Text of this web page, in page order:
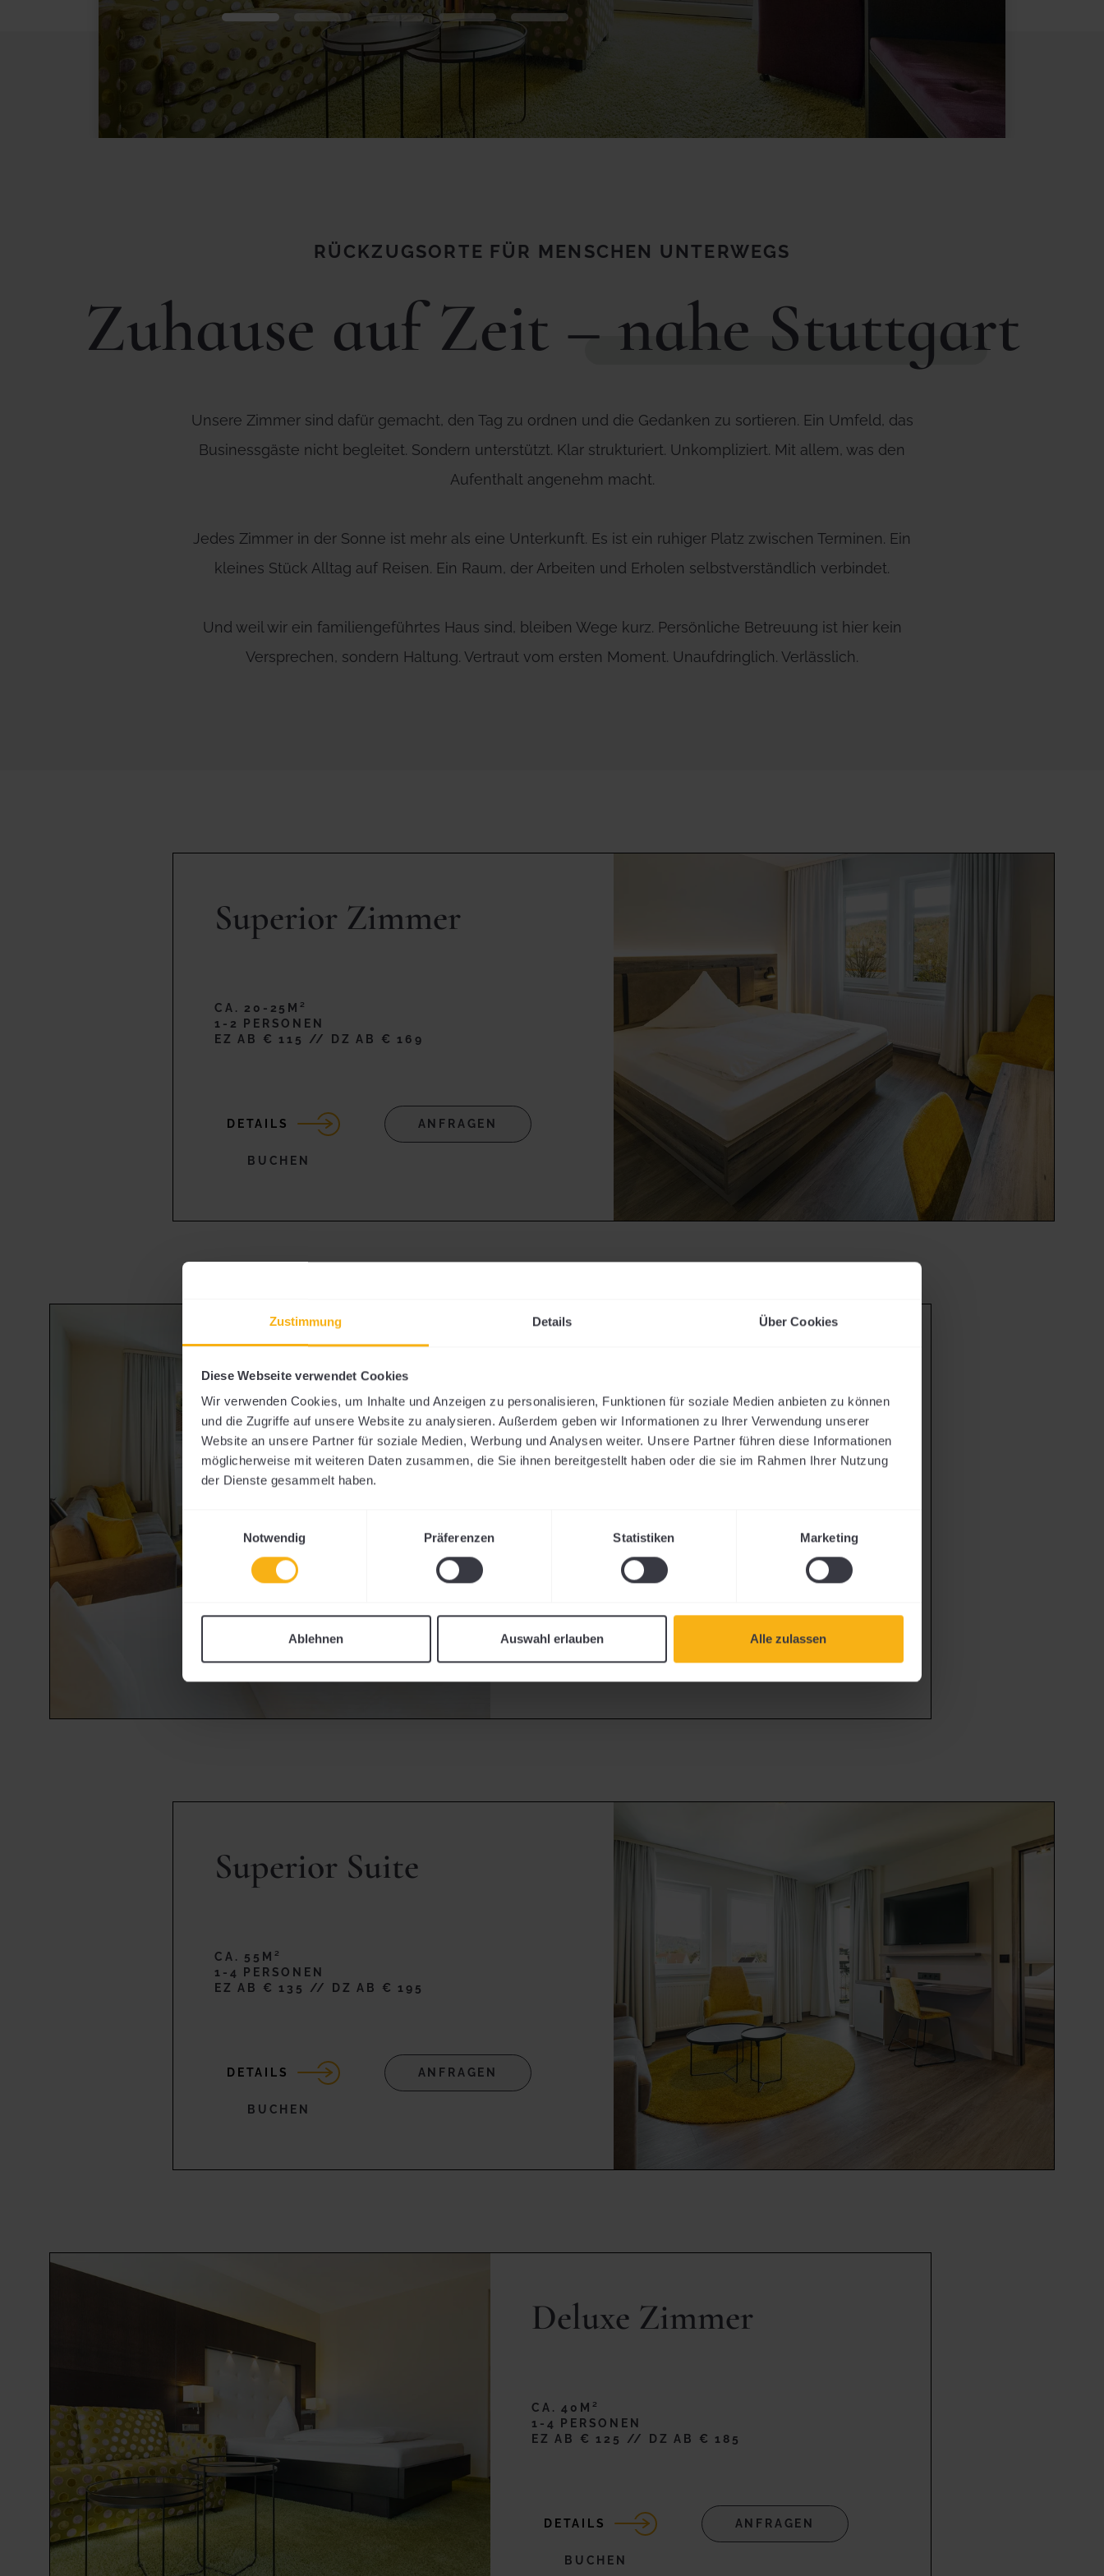
Zustimmung Details Über Cookies
Diese Webseite verwendet Cookies
Wir verwenden Cookies, um Inhalte und Anzeigen zu personalisieren, Funktionen für soziale Medien anbieten zu können
und die Zugriffe auf unsere Website zu analysieren. Außerdem geben wir Informationen zu Ihrer Verwendung unserer
Website an unsere Partner für soziale Medien, Werbung und Analysen weiter. Unsere Partner führen diese Informationen
möglicherweise mit weiteren Daten zusammen, die Sie ihnen bereitgestellt haben oder die sie im Rahmen Ihrer Nutzung
der Dienste gesammelt haben.
Notwendig
Präferenzen Statistiken Marketing
Ablehnen Auswahl erlauben Alle zulassen
RÜCKZUGSORTE FÜR MENSCHEN UNTERWEGS
Zuhause auf Zeit – nahe Stuttgart
Unsere Zimmer sind dafür gemacht, den Tag zu ordnen und die Gedanken zu sortieren. Ein Umfeld, das
Businessgäste nicht begleitet. Sondern unterstützt. Klar strukturiert. Unkompliziert. Mit allem, was den
Aufenthalt angenehm macht.
Jedes Zimmer in der Sonne ist mehr als eine Unterkunft. Es ist ein ruhiger Platz zwischen Terminen. Ein
kleines Stück Alltag auf Reisen. Ein Raum, der Arbeiten und Erholen selbstverständlich verbindet.
Und weil wir ein familiengeführtes Haus sind, bleiben Wege kurz. Persönliche Betreuung ist hier kein
Versprechen, sondern Haltung. Vertraut vom ersten Moment. Unaufdringlich. Verlässlich.
Superior Zimmer
CA. 20-25M²
1-2 PERSONEN
EZ AB € 115 // DZ AB € 169
DETAILS ANFRAGEN
BUCHEN
Zimmer
EZ AB € 120 // DZ AB € 179
DETAILS
BUCHEN
Superior Suite
CA. 55M²
1-4 PERSONEN
EZ AB € 135 // DZ AB € 195
DETAILS ANFRAGEN
BUCHEN
Deluxe Zimmer
CA. 40M²
1-4 PERSONEN
EZ AB € 125 // DZ AB € 185
DETAILS ANFRAGEN
BUCHEN